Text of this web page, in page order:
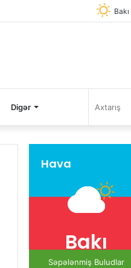
Bakı
Digər
Hava
Bakı
Səpələnmiş Buludlar